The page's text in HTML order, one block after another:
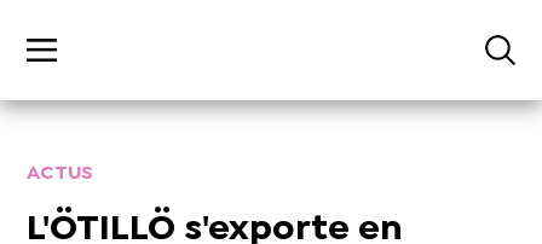
ACTUS
L'ÖTILLÖ s'exporte en